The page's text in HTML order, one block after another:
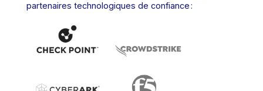
partenaires technologiques de confiance :